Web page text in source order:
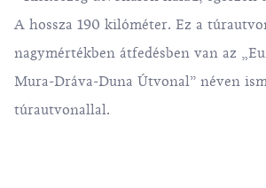
A hossza 190 kilóméter. Ez a
nagymértékben átfedésben van az
Mura-Dráva-Duna Útvonal” néven
túrautvonallal.